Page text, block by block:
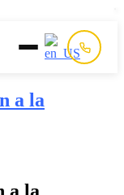
a la
a la